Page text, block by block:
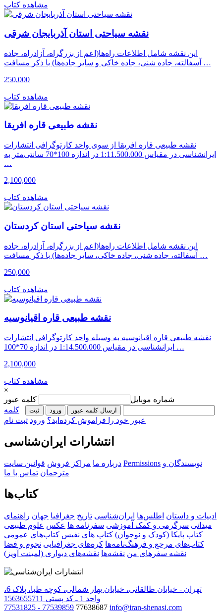
مشاهده کتاب
نقشه سیاحتی استان آذربایجان شرقی
این نقشه شامل اطلاعات راه‌ها(اعم از بزرگراه، آزادراه، جاده
آسفالته، جاده شنی، جاده خاکی و سایر جاده‌ها) با ذکر مسافت …
250,000
مشاهده کتاب
نقشه طبیعی قاره افریقا
نقشه طبیعی قاره افریقا از سوی واحد کارتوگرافی انتشارات
ایرانشناسی در مقیاس 1:11.500.000 در اندازه 100*70 سانتی‌متر به
…
2,100,000
مشاهده کتاب
نقشه سیاحتی استان کردستان
این نقشه شامل اطلاعات راه‌ها(اعم از بزرگراه، آزادراه، جاده
آسفالته، جاده شنی، جاده خاکی، سایر جاده‌ها) با ذکر مسافت …
250,000
مشاهده کتاب
نقشه طبیعی قاره اقیانوسیه
نقشه طبیعی قاره اقیانوسیه به وسیله واحد کارتوگرافی انتشارات
ایرانشناسی در مقیاس 1:14.500.000 در اندازه 70*100 …
2,100,000
مشاهده کتاب
×
شماره موبایل
کلمه عبور
ارسال کلمه عبور ورود ثبت‌
کلمه
عبور خود را فراموش کرده‌اید؟ ورود ثبت نام
انتشارات ایران‌شناسی
درباره ما مراکز فروش قوانین سایت Permissions نویسندگان و
مترجمان تماس با ما
کتاب‌ها
ادبیات و داستان اطلس‌ها ایران‌شناسی تاریخ جغرافیا جهان راهنمای
میدانی سرگرمی و کمک آموزشی سفرنامه‌ ها عکس علوم طبیعی
کتاب‌ پایکا (کودک و نوجوان) کتاب های نفیس کتاب‌های عمومی
کتاب‌های مرجع و فرهنگ‌نامه‌ها کره‌های جغرافیایی نجوم و فضا
نقشه سفرهای من نقشه‌ها نقشه‌های دیواری (لمینت آویز)
تهران - خیابان طالقانی، خیابان بهار شمالی، کوچه طبا، پلاک 6،
واحد 1 ـ کد پستی 1563655711
77531825 - 77539859 77638687 info@iran-shenasi.com